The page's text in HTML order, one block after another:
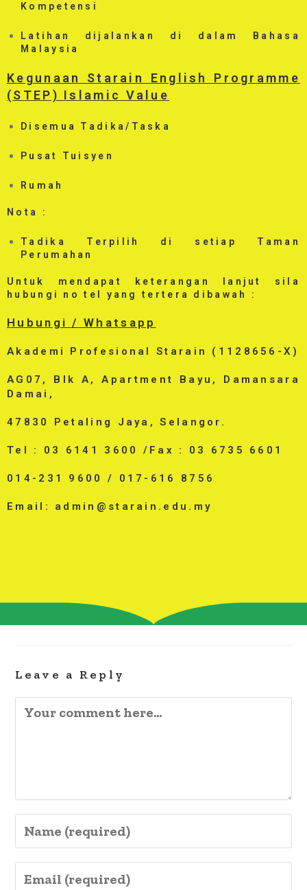
Kompetensi
Latihan dijalankan di dalam Bahasa
Malaysia
Kegunaan Starain English Programme
(STEP) Islamic Value
Disemua Tadika/Taska
Pusat Tuisyen
Rumah
Nota :
Tadika Terpilih di setiap Taman
Perumahan
Untuk mendapat keterangan lanjut sila
hubungi no tel yang tertera dibawah :
Hubungi / Whatsapp
Akademi Profesional Starain (1128656-X)
AG07, Blk A, Apartment Bayu, Damansara
Damai,
47830 Petaling Jaya, Selangor.
Tel : 03 6141 3600 /Fax : 03 6735 6601
014-231 9600 / 017-616 8756
Email: admin@starain.edu.my
Leave a Reply